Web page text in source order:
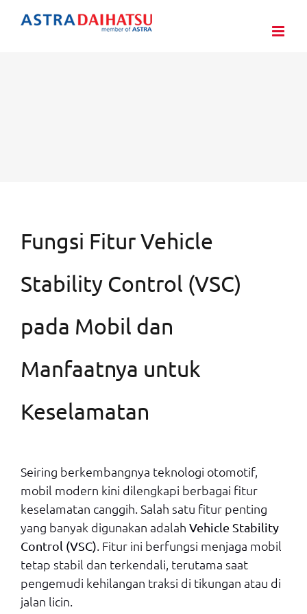
Fungsi Fitur Vehicle
Stability Control (VSC)
pada Mobil dan
Manfaatnya untuk
Keselamatan
Seiring berkembangnya teknologi otomotif,
mobil modern kini dilengkapi berbagai fitur
keselamatan canggih. Salah satu fitur penting
yang banyak digunakan adalah Vehicle Stability
Control (VSC). Fitur ini berfungsi menjaga mobil
tetap stabil dan terkendali, terutama saat
pengemudi kehilangan traksi di tikungan atau di
jalan licin.